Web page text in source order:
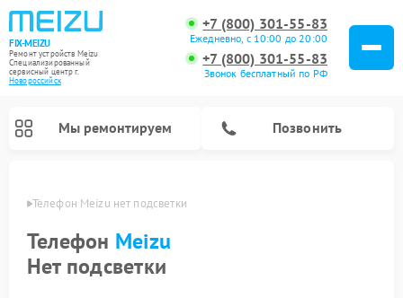
FIX-MEIZU
Ремонт устройств Meizu
Специализированный
cервисный центр г.
Новороссийск
+7 (800) 301-55-83
Ежедневно, с 10:00 до 20:00
+7 (800) 301-55-83
Звонок бесплатный по РФ
Мы ремонтируем Позвонить
Телефон Meizu нет подсветки
Телефон Meizu
Нет подсветки